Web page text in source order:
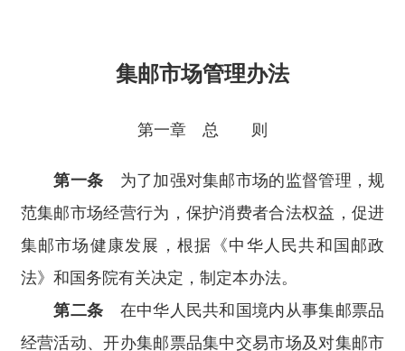
集邮市场管理办法
第一章 总 则
第一条 为了加强对集邮市场的监督管理，规
范集邮市场经营行为，保护消费者合法权益，促进
集邮市场健康发展，根据《中华人民共和国邮政
法》和国务院有关决定，制定本办法。
第二条 在中华人民共和国境内从事集邮票品
经营活动、开办集邮票品集中交易市场及对集邮市